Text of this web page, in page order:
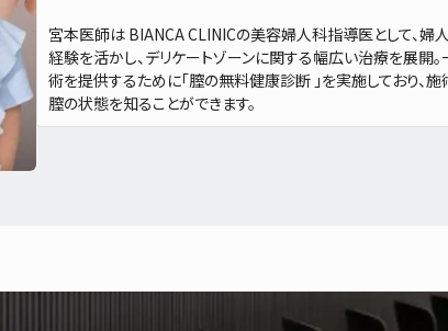
宮本医師は BIANCA CLINICの美容婦人科指導医として、婦
経験を活かし、デリケートゾーンに関する幅広い治療を展開
術を提供するために「膣の無料健康診断 」を実施しており、
膣の状態を知ることができます。